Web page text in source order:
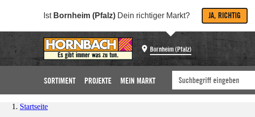
Ist Bornheim (Pfalz) Dein richtiger Markt? JA, RICHTIG
Bornheim (Pfalz)
SORTIMENT PROJEKTE MEIN MARKT
Startseite